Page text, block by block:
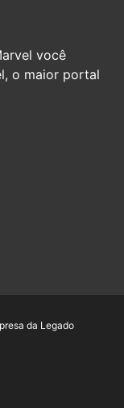
você
o maior portal
da Legado